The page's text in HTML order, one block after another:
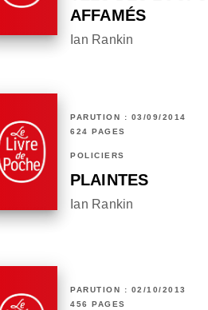
AFFAMÉS
Ian Rankin
PARUTION : 03/09/2014
624 PAGES
POLICIERS
PLAINTES
Ian Rankin
PARUTION : 02/10/2013
456 PAGES